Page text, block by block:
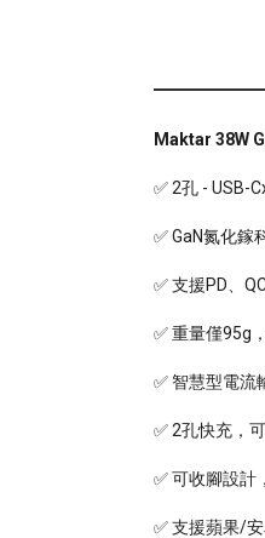
Maktar 38W
✅ 2孔 - USB-
✅ GaN氮化鎵
✅ 支援PD、
✅ 重量僅95g
✅ 智慧型電流
✅ 2孔快充，
✅ 可收腳設計
✅ 支援蘋果/